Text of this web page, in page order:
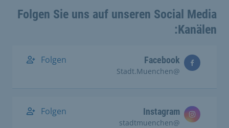
Folgen Sie uns auf unseren Social Media
Kanälen:
Facebook
@Stadt.Muenchen
Folgen
Instagram
@stadtmuenchen
Folgen